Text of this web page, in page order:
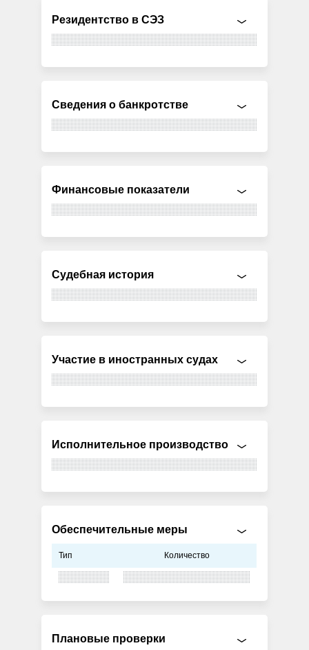
Резидентство в СЭЗ
Сведения о банкротстве
Финансовые показатели
Судебная история
Участие в иностранных судах
Исполнительное производство
Обеспечительные меры
Тип Количество
Плановые проверки